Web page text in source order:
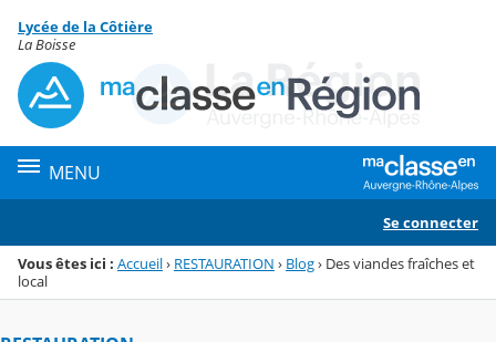
Menu de la rubrique
Contenu
Lycée de la Côtière
La Boisse
MENU
Se connecter
Vous êtes ici : Accueil› RESTAURATION › Blog› Des viandes fraîches et
local